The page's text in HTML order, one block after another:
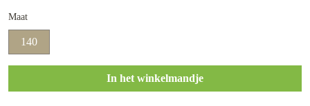
Maat
140
In het winkelmandje